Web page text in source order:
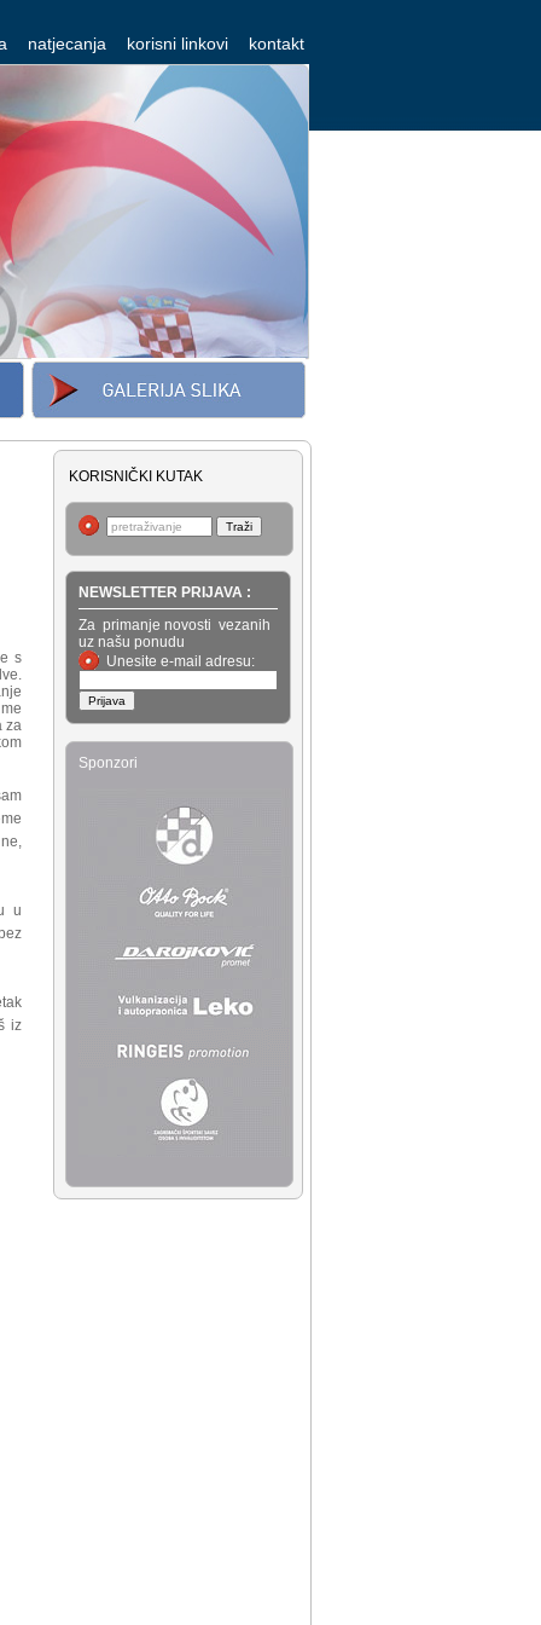
natjecanja korisni linkovi kontakt
s
za
u
iz
KORISNIČKI KUTAK
NEWSLETTER PRIJAVA :
Za primanje novosti vezanih
uz našu ponudu
Unesite e-mail adresu:
Sponzori